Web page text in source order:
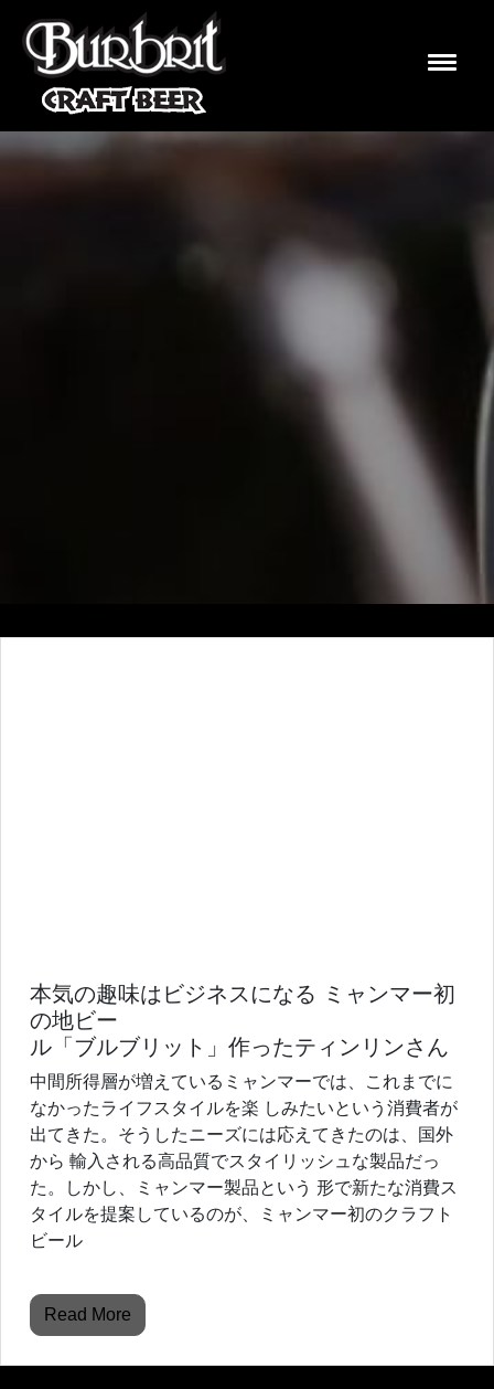
本気の趣味はビジネスになる ミャンマー初
の地ビー
ル「ブルブリット」作ったティンリンさん
中間所得層が増えているミャンマーでは、これまでに
なかったライフスタイルを楽 しみたいという消費者が
出てきた。そうしたニーズには応えてきたのは、国外
から 輸入される高品質でスタイリッシュな製品だっ
た。しかし、ミャンマー製品という 形で新たな消費ス
タイルを提案しているのが、ミャンマー初のクラフト
ビール
Read More